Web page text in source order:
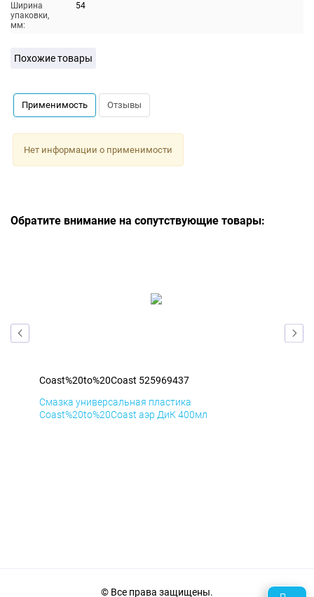
Ширина
упаковки,
мм:
54
Похожие товары
Применимость Отзывы
Нет информации о применимости
Обратите внимание на сопутствующие товары:
Coast%20to%20Coast 525969437
Смазка универсальная пластика
Coast%20to%20Coast аэр ДиК 400мл
© Все права защищены.